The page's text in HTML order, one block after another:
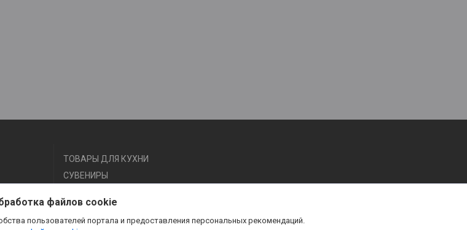
ТОВАРЫ ДЛЯ КУХНИ
СУВЕНИРЫ
файлов cookie
пользователей портала и предоставления персональных рекомендаций.